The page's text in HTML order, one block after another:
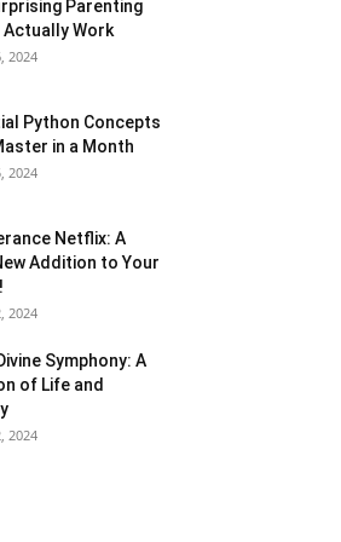
Parenting
Work
2024
Python Concepts
in a Month
2024
Netflix: A
Addition to Your
2024
Symphony: A
of Life and
2024